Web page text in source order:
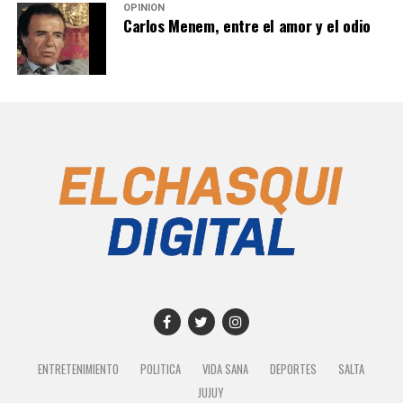
OPINIÓN
Carlos Menem, entre el amor y el odio
ENTRETENIMIENTO POLITICA VIDA SANA DEPORTES
SALTA
JUJUY